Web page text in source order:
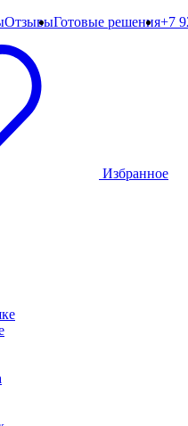
ОтзывыГотовые решения+7
Избранное